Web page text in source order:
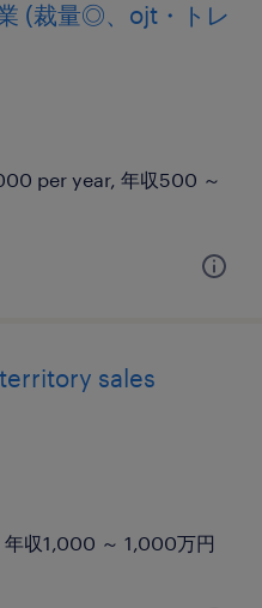
(裁量◎、ojt・トレ
per year, 年収500 ～
sales
収1,000 ～ 1,000万円